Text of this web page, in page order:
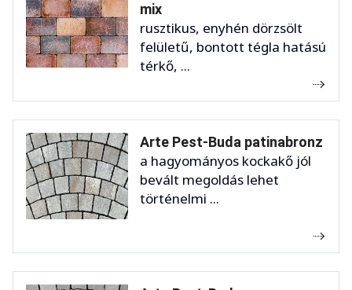
mix
rusztikus, enyhén dörzsölt
felületű, bontott tégla hatású
térkő, ...
Arte Pest-Buda patinabronz
a hagyományos kockakő jól
bevált megoldás lehet
történelmi ...